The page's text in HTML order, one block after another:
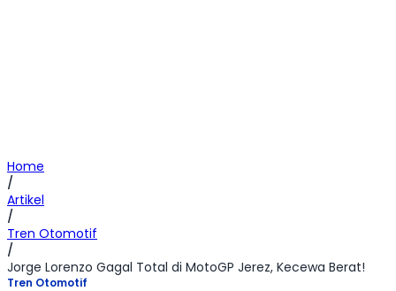
Home
/
Artikel
/
Tren Otomotif
/
Jorge Lorenzo Gagal Total di MotoGP Jerez, Kecewa Berat!
Tren Otomotif